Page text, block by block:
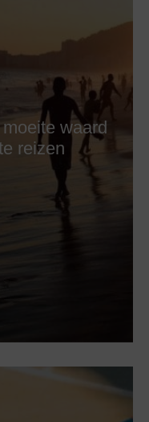
waard
reizen